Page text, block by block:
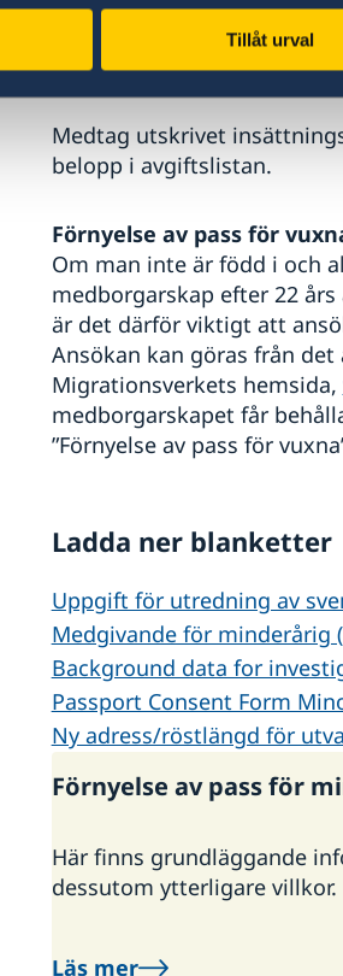
Tillåt urval
Mycket viktigt att ni inte
bokad tid.
Medtag utskrivet
belopp i avgiftslistan.
Förnyelse av pass för
Om man inte är född i och
medborgarskap efter 22
är det därför viktigt att
Ansökan kan göras från
Migrationsverkets hemsida,
medborgarskapet får
”Förnyelse av pass för
Ladda ner blanketter
Uppgift för utredning av
Medgivande för minderårig
Background data for
Passport Consent Form
Ny adress/röstlängd för
Förnyelse av pass för
Här finns grundläggande
dessutom ytterligare
Läs mer